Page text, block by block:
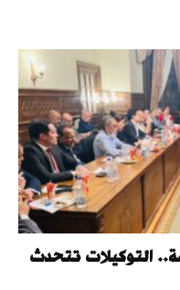
التوكيلات تتحدث